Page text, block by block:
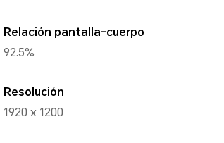
Relación pantalla-cuerpo
92.5%
Resolución
1920 x 1200